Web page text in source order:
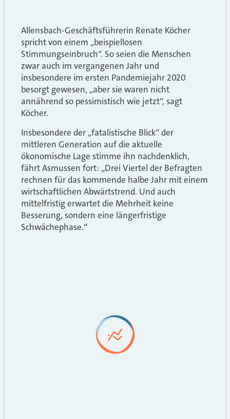
Allensbach-Geschäftsführerin Renate Köcher
spricht von einem „beispiellosen
Stimmungseinbruch“. So seien die Menschen
zwar auch im vergangenen Jahr und
insbesondere im ersten Pandemiejahr 2020
besorgt gewesen, „aber sie waren nicht
annährend so pessimistisch wie jetzt“, sagt
Köcher.
Insbesondere der „fatalistische Blick“ der
mittleren Generation auf die aktuelle
ökonomische Lage stimme ihn nachdenklich,
fährt Asmussen fort: „Drei Viertel der Befragten
rechnen für das kommende halbe Jahr mit einem
wirtschaftlichen Abwärtstrend. Und auch
mittelfristig erwartet die Mehrheit keine
Besserung, sondern eine längerfristige
Schwächephase.“